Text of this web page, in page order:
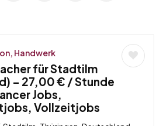
Handwerk
für Stadtilm
– 27,00 € / Stunde
Jobs,
Vollzeitjobs